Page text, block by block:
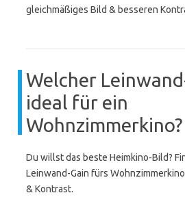
gleichmäßiges Bild & besseren
Welcher
ideal für ein
Wohnzimmerkino?
Du willst das beste Heimkino-Bild?
Leinwand-Gain fürs
& Kontrast.